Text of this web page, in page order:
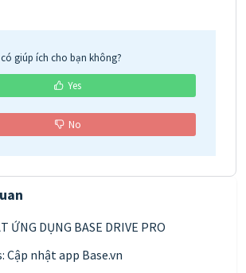
giúp ích cho bạn không?
Yes
No
ỨNG DỤNG BASE DRIVE PRO
Cập nhật app Base.vn